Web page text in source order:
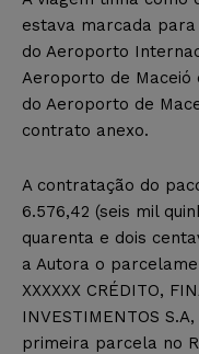
estava marcada
do Aeroporto
Aeroporto de Maceió
do Aeroporto de
contrato anexo.
A contratação do
6.576,42 (seis mil
quarenta e dois
a Autora o
XXXXXX CRÉDITO,
INVESTIMENTOS
primeira parcela no